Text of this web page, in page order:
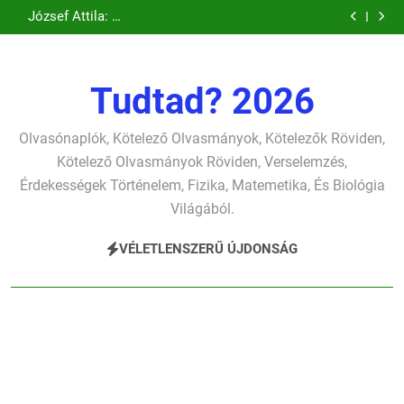
Ugrás
a
verselemzés
szonettje
Mihály: A
József Attila: A
gondolkodó
Tudtad? 2026
Olvasónaplók, Kötelező Olvasmányok, Kötelezők Röviden,
Kötelező Olvasmányok Röviden, Verselemzés,
Érdekességek Történelem, Fizika, Matemetika, És Biológia
Világából.
VÉLETLENSZERŰ ÚJDONSÁG